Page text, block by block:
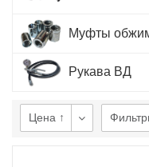
Муфты
Рукава ВД
Цена ↑